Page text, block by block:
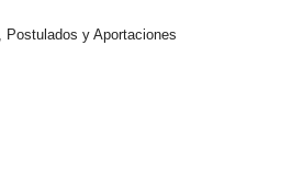
y Aportaciones